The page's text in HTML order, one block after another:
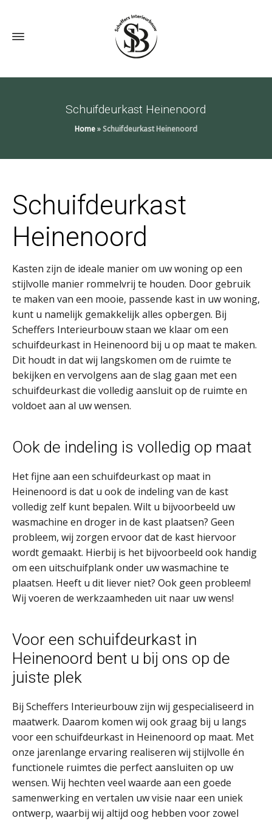
Schuifdeurkast Heinenoord
Home»Schuifdeurkast Heinenoord
Schuifdeurkast
Heinenoord
Kasten zijn de ideale manier om uw woning op een
stijlvolle manier rommelvrij te houden. Door gebruik
te maken van een mooie, passende kast in uw woning,
kunt u namelijk gemakkelijk alles opbergen. Bij
Scheffers Interieurbouw staan we klaar om een
schuifdeurkast in Heinenoord bij u op maat te maken.
Dit houdt in dat wij langskomen om de ruimte te
bekijken en vervolgens aan de slag gaan met een
schuifdeurkast die volledig aansluit op de ruimte en
voldoet aan al uw wensen.
Ook de indeling is volledig op maat
Het fijne aan een schuifdeurkast op maat in
Heinenoord is dat u ook de indeling van de kast
volledig zelf kunt bepalen. Wilt u bijvoorbeeld uw
wasmachine en droger in de kast plaatsen? Geen
probleem, wij zorgen ervoor dat de kast hiervoor
wordt gemaakt. Hierbij is het bijvoorbeeld ook handig
om een uitschuifplank onder uw wasmachine te
plaatsen. Heeft u dit liever niet? Ook geen probleem!
Wij voeren de werkzaamheden uit naar uw wens!
Voor een schuifdeurkast in
Heinenoord bent u bij ons op de
juiste plek
Bij Scheffers Interieurbouw zijn wij gespecialiseerd in
maatwerk. Daarom komen wij ook graag bij u langs
voor een schuifdeurkast in Heinenoord op maat. Met
onze jarenlange ervaring realiseren wij stijlvolle én
functionele ruimtes die perfect aansluiten op uw
wensen. Wij hechten veel waarde aan een goede
samenwerking en vertalen uw visie naar een uniek
ontwerp, waarbij wij altijd oog hebben voor zowel